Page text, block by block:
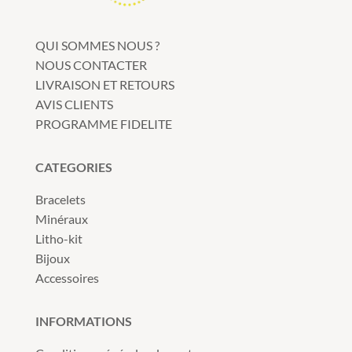
choisies
sur
page
QUI SOMMES NOUS ?
NOUS CONTACTER
LIVRAISON ET RETOURS
AVIS CLIENTS
PROGRAMME FIDELITE
CATEGORIES
Bracelets
Minéraux
Litho-kit
Bijoux
Accessoires
INFORMATIONS